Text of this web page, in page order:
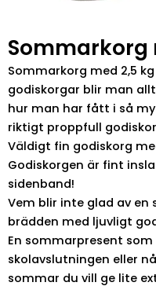
Sommarkorg
Sommarkorg med 2,5
godiskorgar blir man
hur man har fått i så
riktigt proppfull
Väldigt fin godiskorg
Godiskorgen är fint
sidenband!
Vem blir inte glad av en
brädden med ljuvligt
En sommarpresent
skolavslutningen eller
sommar du vill ge lite